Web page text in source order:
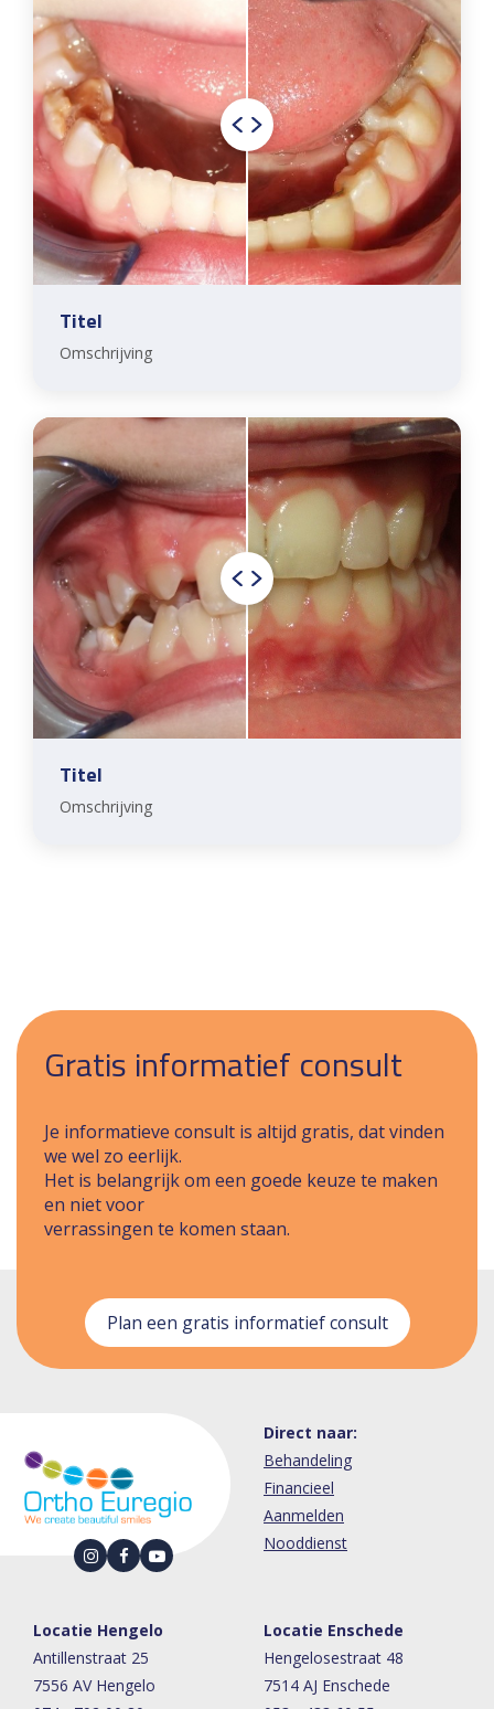
Titel
Omschrijving
Titel
Omschrijving
Gratis informatief consult
Je informatieve consult is altijd gratis, dat vinden
we wel zo eerlijk.
Het is belangrijk om een goede keuze te maken
en niet voor
verrassingen te komen staan.
Plan een gratis informatief consult
Direct naar:
Behandeling
Financieel
Aanmelden
Nooddienst
Locatie Hengelo
Antillenstraat 25
7556 AV Hengelo
Locatie Enschede
Hengelosestraat 48
7514 AJ Enschede